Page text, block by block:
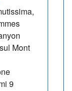
Mont
9